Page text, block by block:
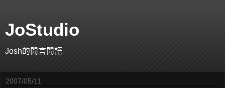
JoStudio
Josh的閒言閒語
2007/05/11